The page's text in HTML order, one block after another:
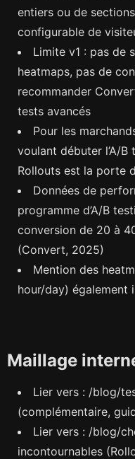
entiers ou de
configurable de
Limite v1 : pas de
heatmaps, pas de
recommander
tests avancés
Pour les
voulant débuter l’A/
Rollouts est la porte
Données de
programme d’A/B
conversion de 20 à
(Convert, 2025)
Mention des
hour/day) également
Maillage
Lier vers : /blog/
(complémentaire,
Lier vers : /blog/
incontournables